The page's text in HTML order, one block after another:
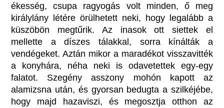
ékesség, csupa ragyogás volt minden, ő meg
királylány létére örülhetett neki, hogy legalább a
küszöbön megtűrik. Az inasok ott siettek el
mellette a díszes tálakkal, sorra kínálták a
vendégeket. Aztán mikor a maradékot visszavitték
a konyhára, néha neki is odavetettek egy-egy
falatot. Szegény asszony mohón kapott az
alamizsna után, és gyorsan bedugta a szilkéjébe,
hogy majd hazaviszi, és megosztja otthon az